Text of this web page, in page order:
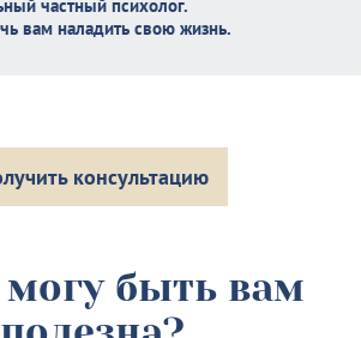
частный психолог.
вам наладить свою жизнь.
консультацию
быть вам